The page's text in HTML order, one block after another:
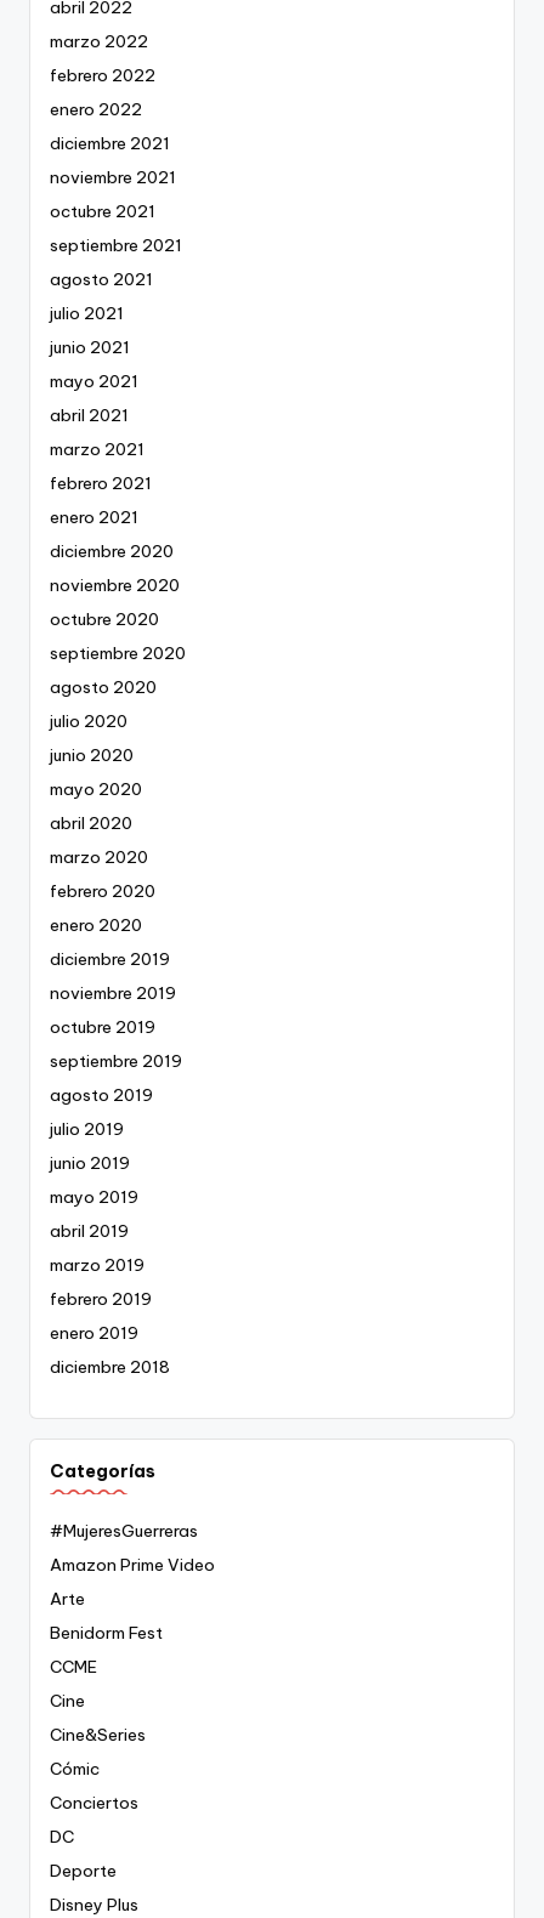
abril 2022
marzo 2022
febrero 2022
enero 2022
diciembre 2021
noviembre 2021
octubre 2021
septiembre 2021
agosto 2021
julio 2021
junio 2021
mayo 2021
abril 2021
marzo 2021
febrero 2021
enero 2021
diciembre 2020
noviembre 2020
octubre 2020
septiembre 2020
agosto 2020
julio 2020
junio 2020
mayo 2020
abril 2020
marzo 2020
febrero 2020
enero 2020
diciembre 2019
noviembre 2019
octubre 2019
septiembre 2019
agosto 2019
julio 2019
junio 2019
mayo 2019
abril 2019
marzo 2019
febrero 2019
enero 2019
diciembre 2018
Categorías
#MujeresGuerreras
Amazon Prime Video
Arte
Benidorm Fest
CCME
Cine
Cine&Series
Cómic
Conciertos
DC
Deporte
Disney Plus